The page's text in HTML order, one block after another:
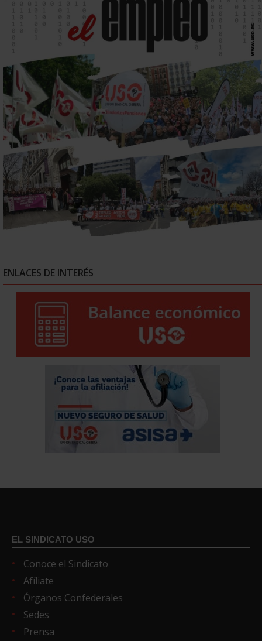
ENLACES DE INTERÉS
EL SINDICATO USO
Conoce el Sindicato
Afíliate
Órganos Confederales
Sedes
Prensa